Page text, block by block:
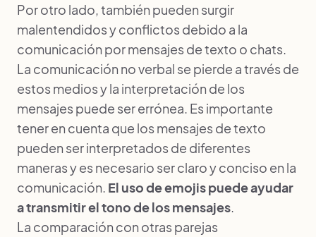
Por otro lado, también pueden surgir
malentendidos y conflictos debido a la
comunicación por mensajes de texto o chats.
La comunicación no verbal se pierde a través de
estos medios y la interpretación de los
mensajes puede ser errónea. Es importante
tener en cuenta que los mensajes de texto
pueden ser interpretados de diferentes
maneras y es necesario ser claro y conciso en la
comunicación. El uso de emojis puede ayudar
a transmitir el tono de los mensajes
La comparación con otras parejas